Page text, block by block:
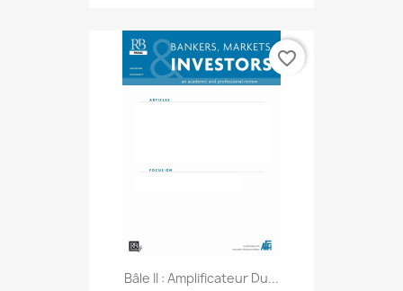
Bâle II : Amplificateur Du...
favorite_border